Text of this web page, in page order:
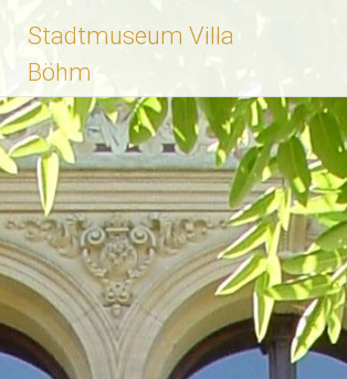
Inhalt
springen
Stadtmuseum Villa
Böhm